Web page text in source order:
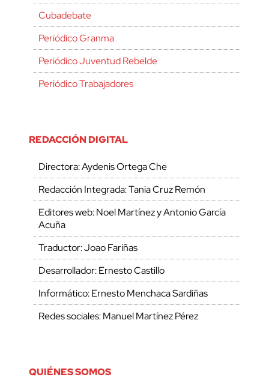
Cubadebate
Periódico Granma
Periódico Juventud Rebelde
Periódico Trabajadores
REDACCIÓN DIGITAL
Directora: Aydenis Ortega Che
Redacción Integrada: Tania Cruz Remón
Editores web: Noel Martínez y Antonio García
Acuña
Traductor: Joao Fariñas
Desarrollador: Ernesto Castillo
Informático: Ernesto Menchaca Sardiñas
Redes sociales: Manuel Martínez Pérez
QUIÉNES SOMOS